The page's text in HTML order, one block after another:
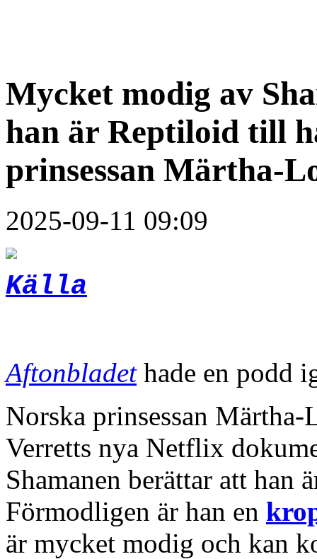
Mycket modig av
han är Reptiloid till
prinsessan Märtha-
2025-09-11 09:09
Källa
Aftonbladethade en podd
Norska prinsessan
Verretts nya Netflix
Shamanen berättar att
Förmodligen är han en
är mycket modig och kan